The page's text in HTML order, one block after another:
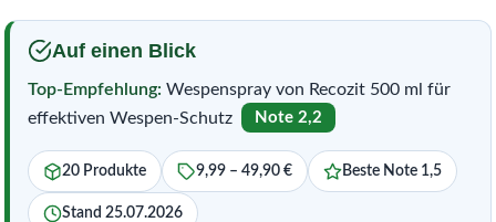
Service
Auf einen Blick
Top-Empfehlung: Wespenspray von Recozit 500 ml für
effektiven Wespen-Schutz
Note 2,2
20 Produkte 9,99 – 49,90 € Beste Note 1,5
Stand 25.07.2026